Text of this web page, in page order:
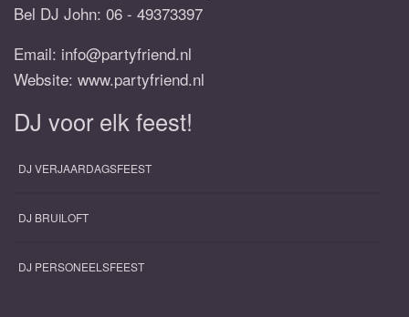
Bel DJ John: 06 - 49373397
Email: info@partyfriend.nl
Website: www.partyfriend.nl
DJ voor elk feest!
DJ VERJAARDAGSFEEST
DJ BRUILOFT
DJ PERSONEELSFEEST